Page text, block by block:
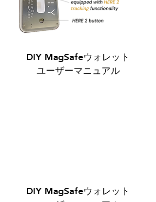
DIY MagSafeウォレット
ユーザーマニュアル
DIY MagSafeウォレット